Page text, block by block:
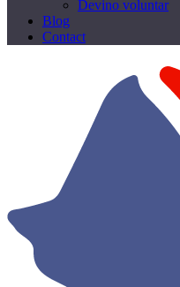
Devino voluntar
Blog
Contact